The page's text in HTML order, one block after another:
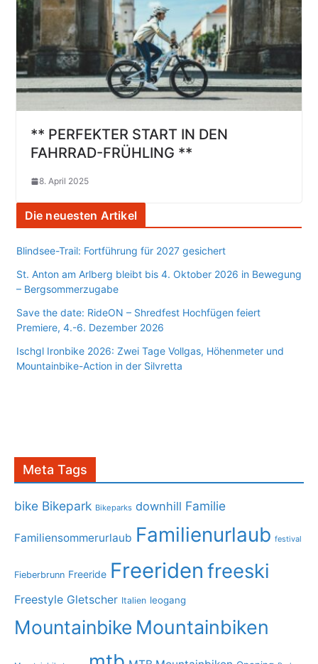
** PERFEKTER START IN DEN
FAHRRAD-FRÜHLING **
8. April 2025
Die neuesten Artikel
Blindsee-Trail: Fortführung für 2027 gesichert
St. Anton am Arlberg bleibt bis 4. Oktober 2026 in Bewegung
– Bergsommerzugabe
Save the date: RideON – Shredfest Hochfügen feiert
Premiere, 4.-6. Dezember 2026
Ischgl Ironbike 2026: Zwei Tage Vollgas, Höhenmeter und
Mountainbike-Action in der Silvretta
Meta Tags
bike Bikepark Bikeparks downhill Familie
Familiensommerurlaub Familienurlaub festival
Fieberbrunn Freeride Freeriden freeski
Freestyle Gletscher Italien leogang
Mountainbike Mountainbiken